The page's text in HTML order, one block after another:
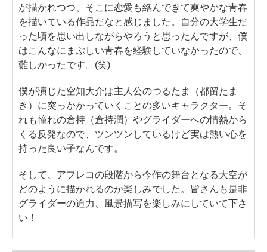
が描かれつつ、そこに恋愛も絡んできて爽やかな青春
を描いている作品だなと感じました。自分の大学生だ
った頃を思い出しながらやろうと思ったんですが、僕
はこんなにまぶしい青春を経験していなかったので、
難しかったです。(笑)
僕が演じた空知大介は主人公のつるたま（都留たま
き）に突っかかっていくことの多いキャラクター。そ
れも憧れの倉持（倉持潤）やグライダーへの情熱から
くる反発なので、ツンツンしているけど実は熱い心を
持った良い子なんです。
そして、アフレコの段階から今作の舞台となる大空が
どのように描かれるのか楽しみでした。皆さんも是非
グライダーの迫力、風景描写を楽しみにしていて下さ
い！